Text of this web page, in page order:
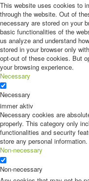
This website uses cookies to
through the website. Out of
necessary are stored on your
basic functionalities of the
us analyze and understand
stored in your browser only
opt-out of these cookies. But
your browsing experience.
Necessary
Necessary
immer aktiv
Necessary cookies are
properly. This category only
functionalities and security
store any personal information.
Non-necessary
Non-necessary